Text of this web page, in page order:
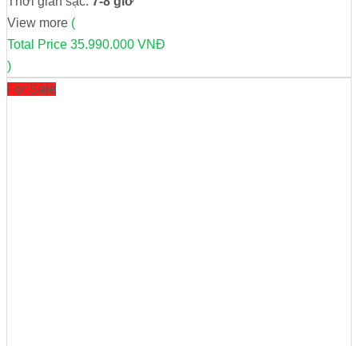
View more (
Total Price 35.990.000 VNĐ
)
For Sale